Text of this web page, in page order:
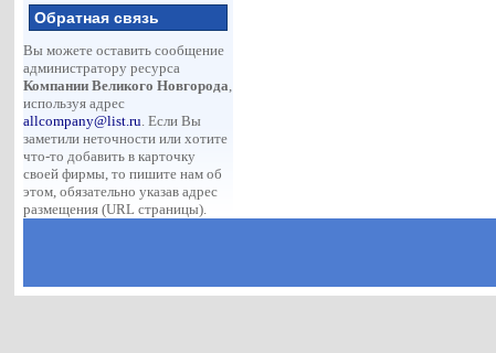
Обратная связь
Вы можете оставить сообщение
администратору ресурса
Компании Великого Новгорода,
используя адрес
allcompany@list.ru. Если Вы
заметили неточности или хотите
что-то добавить в карточку
своей фирмы, то пишите нам об
этом, обязательно указав адрес
размещения (URL страницы).